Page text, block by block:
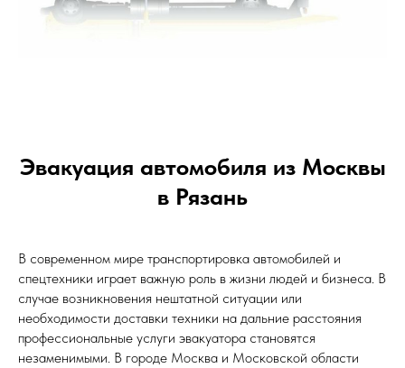
Эвакуация автомобиля из Москвы
в Рязань
В современном мире транспортировка автомобилей и
спецтехники играет важную роль в жизни людей и бизнеса. В
случае возникновения нештатной ситуации или
необходимости доставки техники на дальние расстояния
профессиональные услуги эвакуатора становятся
незаменимыми. В городе Москва и Московской области